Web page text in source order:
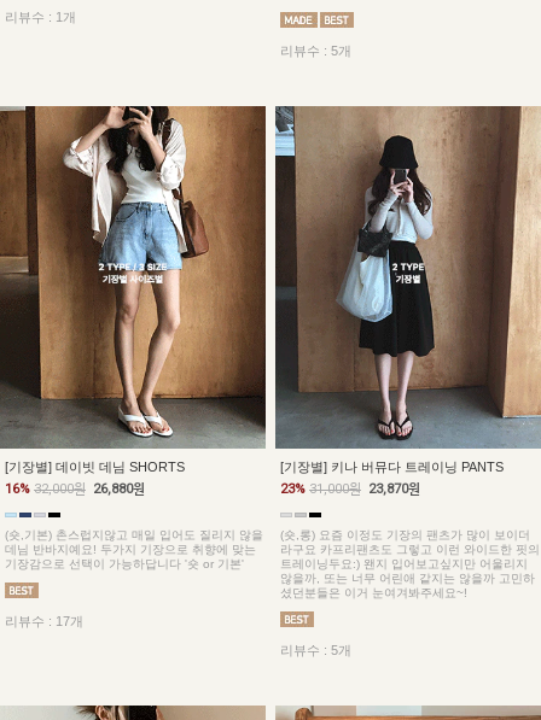
리뷰수 : 1개
리뷰수 : 5개
[기장별] 데이빗 데님 SHORTS
16% 32,000원 26,880원
(숏,기본) 촌스럽지않고 매일 입어도 질리지 않을
데님 반바지예요! 두가지 기장으로 취향에 맞는
기장감으로 선택이 가능하답니다 '숏 or 기본'
리뷰수 : 17개
[기장별] 키나 버뮤다 트레이닝 PANTS
23% 31,000원 23,870원
(숏,롱) 요즘 이정도 기장의 팬츠가 많이 보이더
라구요 카프리팬츠도 그렇고 이런 와이드한 핏의
트레이닝두요:) 왠지 입어보고싶지만 어울리지
않을까, 또는 너무 어린애 같지는 않을까 고민하
셨던분들은 이거 눈여겨봐주세요~!
리뷰수 : 5개